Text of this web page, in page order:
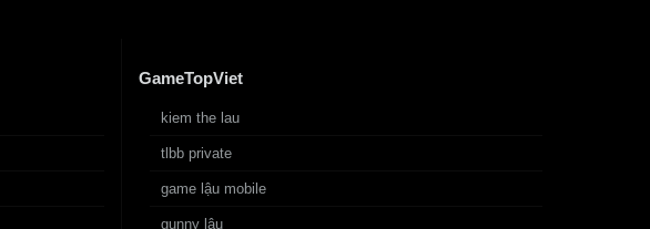
GameTopViet
kiem the lau
tlbb private
game lậu mobile
gunny lậu